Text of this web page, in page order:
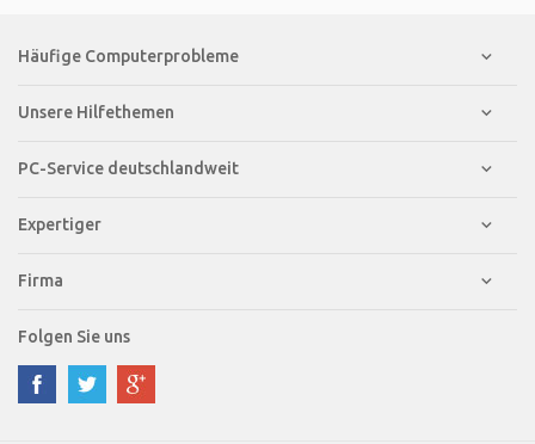
Häufige Computerprobleme
Unsere Hilfethemen
PC-Service deutschlandweit
Expertiger
Firma
Folgen Sie uns